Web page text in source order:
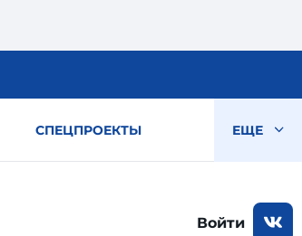
СПЕЦПРОЕКТЫ ЕЩЕ
Войти